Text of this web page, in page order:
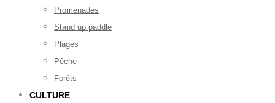
Promenades
Stand up paddle
Plages
Pêche
Forêts
CULTURE